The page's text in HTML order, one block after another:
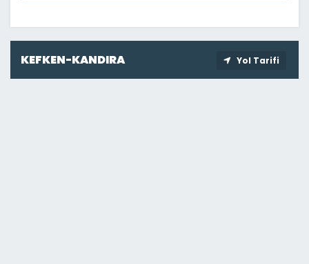
KEFKEN-KANDIRA Yol Tarifi